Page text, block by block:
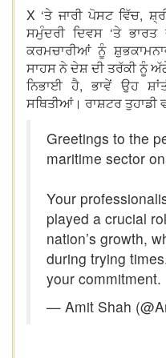
X ‘ਤੇ ਜਾਰੀ ਪੋਸਟ ਵਿੱਚ,
ਸਮੁੰਦਰੀ ਦਿਵਸ ‘ਤੇ
ਕਰਮਚਾਰੀਆਂ ਨੂੰ
ਸਾਹਸ ਨੇ ਦੇਸ਼ ਦੀ ਤਰੱਕੀ ਨੂੰ
ਨਿਭਾਈ ਹੈ, ਭਾਵੇਂ ਉਹ
ਸਥਿਤੀਆਂ। ਰਾਸ਼ਟਰ ਤੁਹਾਡੀ
Greetings to the
maritime sector on
Your
played a crucial
nation’s growth,
during trying
your commitment.
— Amit Shah